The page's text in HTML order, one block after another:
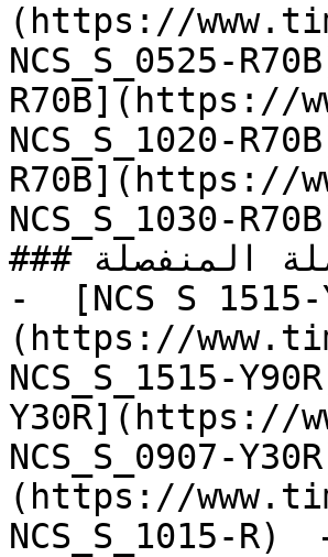
(https://
NCS_S_0525-
R70B](https://
NCS_S_1020-
R70B](https://
NCS_S_1030-
### المكملة المنفصلة
-  [NCS S 1515-
(https://
NCS_S_1515-
Y30R](https://
NCS_S_0907-
(https://
NCS_S_1015-